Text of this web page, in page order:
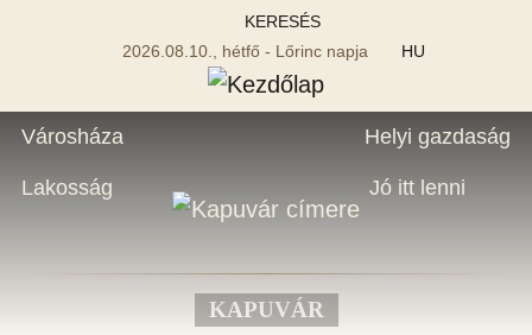
KERESÉS
2026.08.10., hétfő - Lőrinc napja
HU
Városháza
Lakosság
Helyi gazdaság
Jó itt lenni
KAPUVÁR